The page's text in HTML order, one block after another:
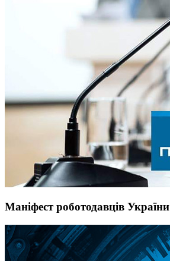
Маніфест роботодавців України